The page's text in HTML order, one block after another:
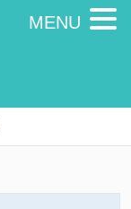
MENU